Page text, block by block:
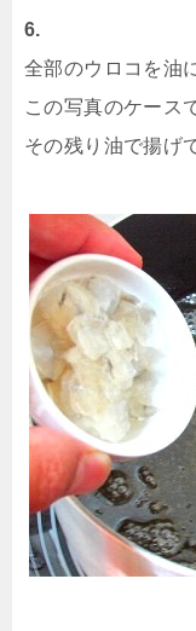
6.
全部のウロコを油
この写真のケース
その残り油で揚げ